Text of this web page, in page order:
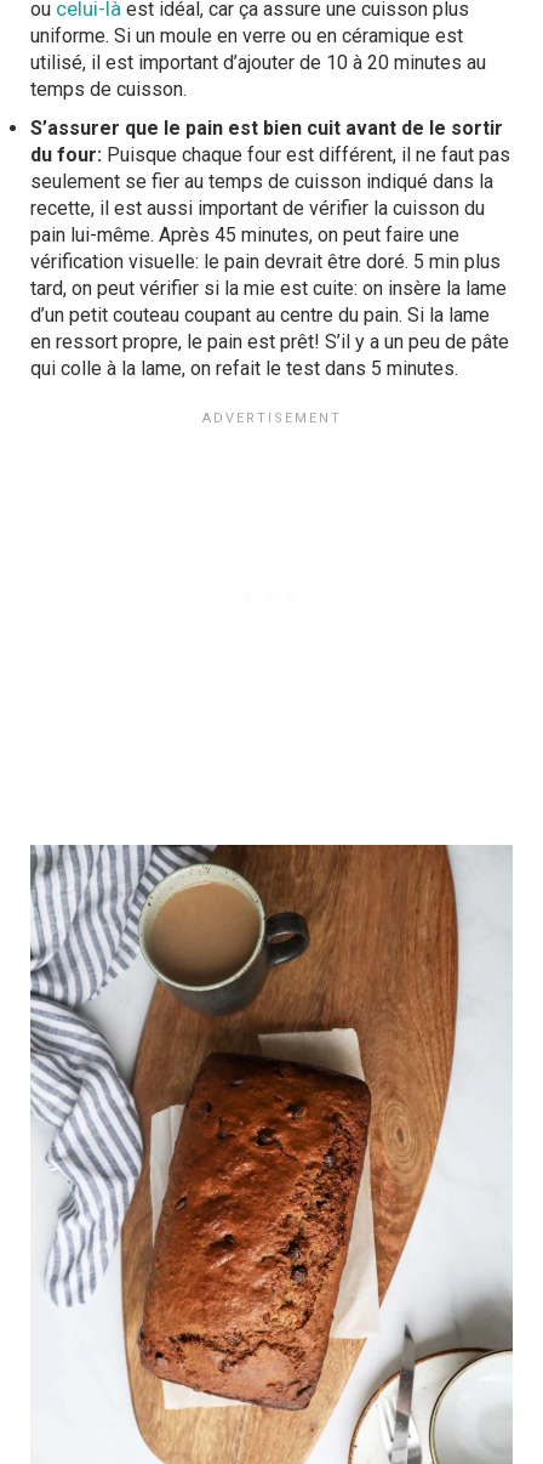
ou celui-là est idéal, car ça assure une cuisson plus
uniforme. Si un moule en verre ou en céramique est
utilisé, il est important d’ajouter de 10 à 20 minutes au
temps de cuisson.
S’assurer que le pain est bien cuit avant de le sortir
du four: Puisque chaque four est différent, il ne faut pas
seulement se fier au temps de cuisson indiqué dans la
recette, il est aussi important de vérifier la cuisson du
pain lui-même. Après 45 minutes, on peut faire une
vérification visuelle: le pain devrait être doré. 5 min plus
tard, on peut vérifier si la mie est cuite: on insère la lame
d’un petit couteau coupant au centre du pain. Si la lame
en ressort propre, le pain est prêt! S’il y a un peu de pâte
qui colle à la lame, on refait le test dans 5 minutes.